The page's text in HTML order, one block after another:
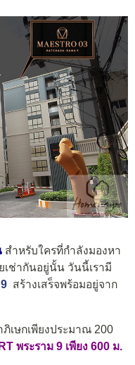
สำหรับใครที่กำลังมองหา
เช่ากันอยู่นั้น วันนี้เรามี
สร้างเสร็จพร้อมอยู่จาก
เษกเพียงประมาณ 200
พระราม 9 เพียง 600 ม.